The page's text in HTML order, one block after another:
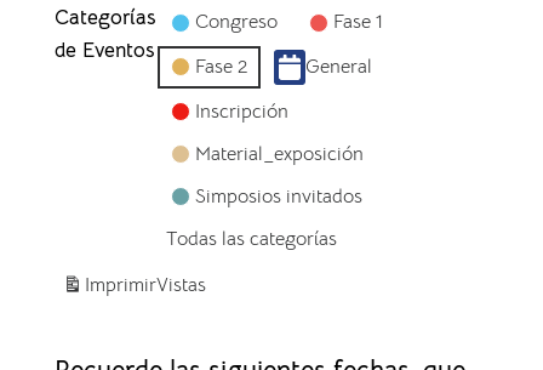
Categorías
de Eventos
Congreso
Fase 1
Fase 2
General
Inscripción
Material_exposición
Simposios invitados
Todas las categorías
ImprimirVistas